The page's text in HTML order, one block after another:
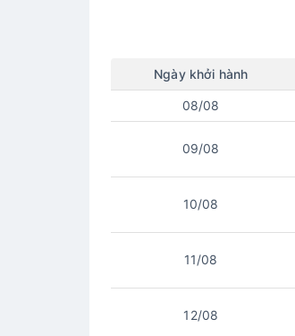
Ngày khởi hành
08/08
09/08
10/08
11/08
12/08